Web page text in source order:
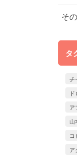
そ
タ
チ
ア
山
コ
ア